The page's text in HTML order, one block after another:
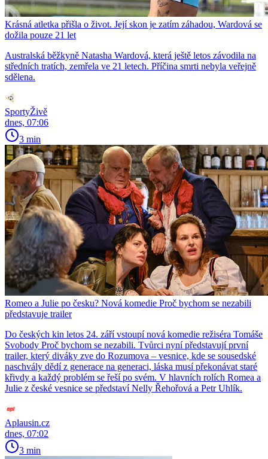
Krásná atletka přišla o život. Její skon je zatím záhadou, Wardová se
dožila pouze 21 let
Australská běžkyně Natasha Wardová, která ještě letos závodila na
středních tratích, zemřela ve 21 letech. Příčina smrti nebyla veřejně
sdělena.
SportyŽivě
dnes, 07:06
3 min
Romeo a Julie po česku? Nová komedie Proč bychom se nezabili
představuje trailer
Do českých kin letos 24. září vstoupí nová komedie režiséra Tomáše
Svobody Proč bychom se nezabili. Tvůrci nyní představují první
trailer, který diváky zve do Rozumova – vesnice, kde se sousedské
naschvály dědí z generace na generaci, láska musí překonávat staré
křivdy a každý problém se řeší po svém. V hlavních rolích Romea a
Julie z české vesnice se představí Nelly Řehořová a Petr Uhlík.
Aplausin.cz
dnes, 07:02
3 min